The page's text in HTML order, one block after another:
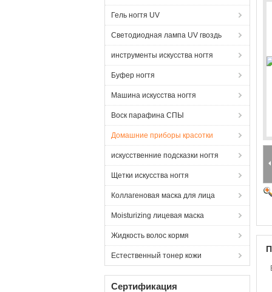
Гель ногтя UV
Светодиодная лампа UV гвоздь
инструменты искусства ногтя
Буфер ногтя
Машина искусства ногтя
Воск парафина СПЫ
Домашние приборы красотки
искусственние подсказки ногтя
Щетки искусства ногтя
Коллагеновая маска для лица
Moisturizing лицевая маска
Жидкость волос кормя
Естественный тонер кожи
Сертификация